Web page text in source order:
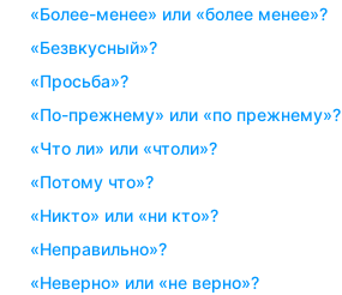
«более-менее» или «более менее»?
«безвкусный»?
«просьба»?
«по-прежнему» или «по прежнему»?
«что ли» или «чтоли»?
«потому что»?
«никто» или «ни кто»?
«неправильно»?
«неверно» или «не верно»?